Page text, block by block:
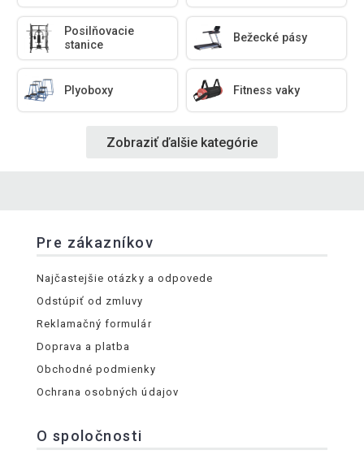
Posilňovacie
stanice
Bežecké pásy
Plyoboxy Fitness vaky
Zobraziť ďalšie kategórie
Pre zákazníkov
Najčastejšie otázky a odpovede
Odstúpiť od zmluvy
Reklamačný formulár
Doprava a platba
Obchodné podmienky
Ochrana osobných údajov
O spoločnosti